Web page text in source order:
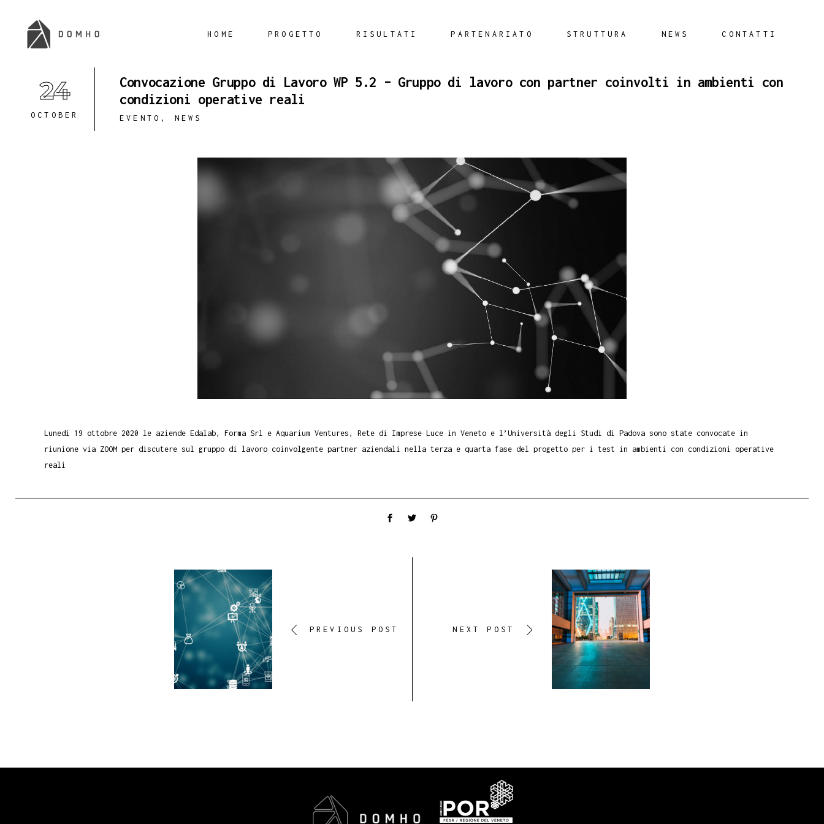
HOME PROGETTO RISULTATI PARTENARIATO STRUTTURA NEWS CONTATTI
24
OCTOBER
Convocazione Gruppo di Lavoro WP 5.2 – Gruppo di lavoro con partner coinvolti in ambienti con
condizioni operative reali
EVENTO , NEWS
Lunedì 19 ottobre 2020 le aziende Edalab, Forma Srl e Aquarium Ventures, Rete di Imprese Luce in Veneto e l’Università degli Studi di Padova sono state convocate in
riunione via ZOOM per discutere sul gruppo di lavoro coinvolgente partner aziendali nella terza e quarta fase del progetto per i test in ambienti con condizioni operative
reali
PREVIOUS POST NEXT POST